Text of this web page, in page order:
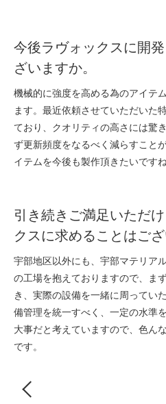
今後ラヴォックスに開
ざいますか。
機械的に強度を高める為のアイテ
ます。最近依頼させていただいた
ており、クオリティの高さには驚
ず更新頻度をなるべく減らすこと
イテムを今後も製作頂きたいですね
引き続きご満足いただ
クスに求めることはござ
宇部地区以外にも、宇部マテリア
の工場を抱えておりますので、ま
き、実際の設備を一緒に周ってい
備管理を統一すべく、一定の水準
大事だと考えていますので、色ん
です。